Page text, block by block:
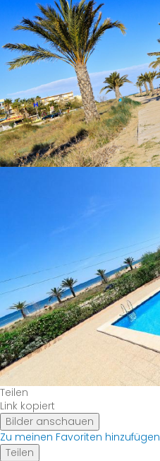
Teilen
Link kopiert
Bilder anschauen
Zu meinen Favoriten hinzufügen
Teilen